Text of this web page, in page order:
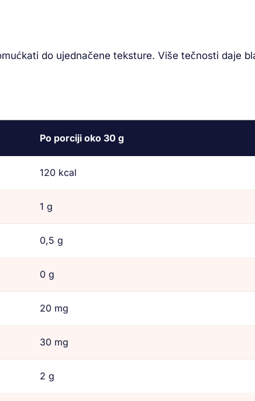
do ujednačene teksture. Više tečnosti daje
Po porciji oko 30 g
120 kcal
1 g
0,5 g
0 g
20 mg
30 mg
2 g